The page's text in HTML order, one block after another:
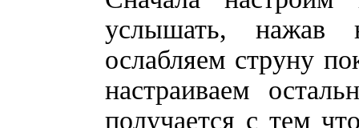
услышать, нажав
ослабляем струну
настраиваем
получается с тем